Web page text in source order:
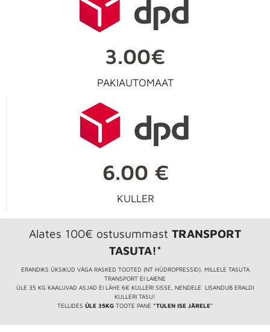
3.00€
PAKIAUTOMAAT
6.00 €
KULLER
Alates 100€ ostusummast TRANSPORT
TASUTA!*
ERANDIKS ÜKSIKUD VÄGA RASKED TOOTED (NT HÜDROPRESSID), MILLELE TASUTA
TRANSPORT EI LAIENE
ÜLE 35 KG KAALUVAD ASJAD EI LÄHE 6€ KULLERI SISSE, NENDELE LISANDUB ERALDI
KULLERI TASU!
TELLIDES ÜLE 35KG TOOTE PANE ”TULEN ISE JÄRELE”